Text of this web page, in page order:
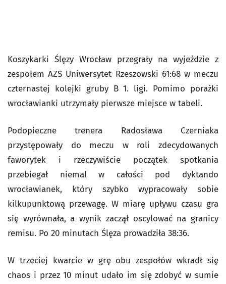
Koszykarki Ślęzy Wrocław przegrały na wyjeździe z
zespołem AZS Uniwersytet Rzeszowski 61:68 w meczu
czternastej kolejki gruby B 1. ligi. Pomimo porażki
wrocławianki utrzymały pierwsze miejsce w tabeli.
Podopieczne trenera Radosława Czerniaka
przystępowały do meczu w roli zdecydowanych
faworytek i rzeczywiście początek spotkania
przebiegał niemal w całości pod dyktando
wrocławianek, który szybko wypracowały sobie
kilkupunktową przewagę. W miarę upływu czasu gra
się wyrównała, a wynik zaczął oscylować na granicy
remisu. Po 20 minutach Ślęza prowadziła 38:36.
W trzeciej kwarcie w grę obu zespołów wkradł się
chaos i przez 10 minut udało im się zdobyć w sumie